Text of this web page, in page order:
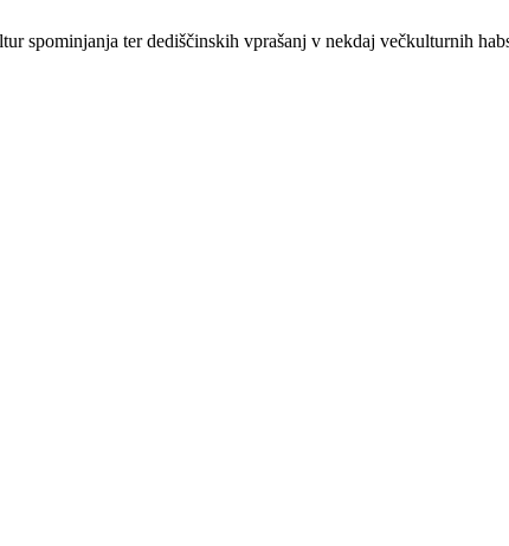
spominjanja ter dediščinskih vprašanj v nekdaj večkulturnih